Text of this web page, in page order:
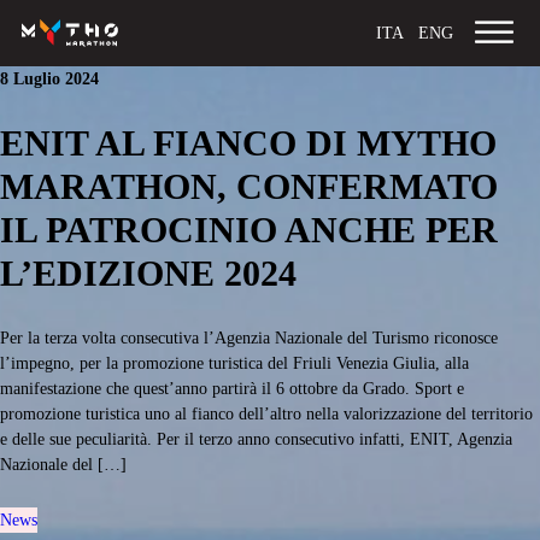
ITA ENG
8 Luglio 2024
ENIT AL FIANCO DI MYTHO
MARATHON, CONFERMATO
IL PATROCINIO ANCHE PER
L’EDIZIONE 2024
Per la terza volta consecutiva l’Agenzia Nazionale del Turismo riconosce
l’impegno, per la promozione turistica del Friuli Venezia Giulia, alla
manifestazione che quest’anno partirà il 6 ottobre da Grado. Sport e
promozione turistica uno al fianco dell’altro nella valorizzazione del territorio
e delle sue peculiarità. Per il terzo anno consecutivo infatti, ENIT, Agenzia
Nazionale del […]
News